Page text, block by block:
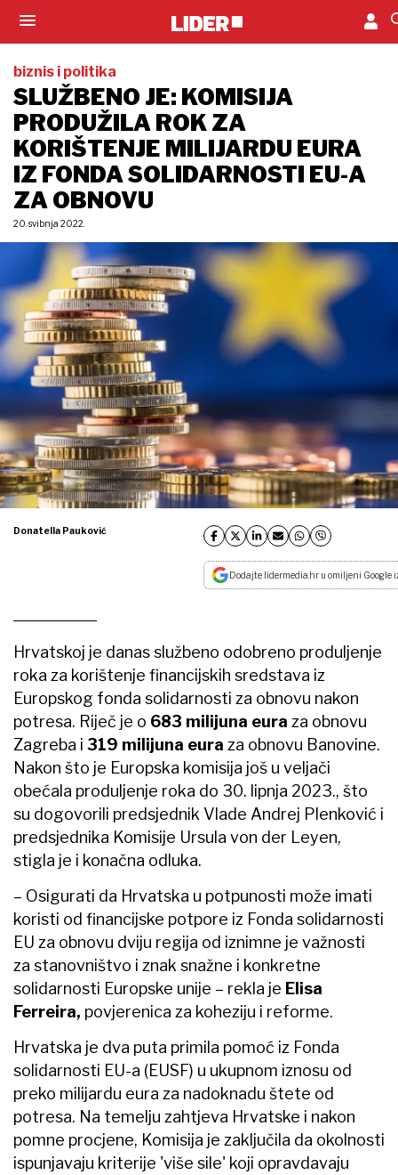
biznis i politika
SLUŽBENO JE: KOMISIJA
PRODUŽILA ROK ZA
KORIŠTENJE MILIJARDU EURA
IZ FONDA SOLIDARNOSTI EU-A
ZA OBNOVU
20. svibnja 2022.
Donatella Pauković
Dodajte lidermedia.hr u omiljeni Google
Hrvatskoj je danas službeno odobreno produljenje
roka za korištenje financijskih sredstava iz
Europskog fonda solidarnosti za obnovu nakon
potresa. Riječ je o 683 milijuna eura za obnovu
Zagreba i 319 milijuna eura za obnovu Banovine.
Nakon što je Europska komisija još u veljači
obećala produljenje roka do 30. lipnja 2023., što
su dogovorili predsjednik Vlade Andrej Plenković i
predsjednika Komisije Ursula von der Leyen,
stigla je i konačna odluka.
– Osigurati da Hrvatska u potpunosti može imati
koristi od financijske potpore iz Fonda solidarnosti
EU za obnovu dviju regija od iznimne je važnosti
za stanovništvo i znak snažne i konkretne
solidarnosti Europske unije – rekla je Elisa
Ferreira, povjerenica za koheziju i reforme.
Hrvatska je dva puta primila pomoć iz Fonda
solidarnosti EU-a (EUSF) u ukupnom iznosu od
preko milijardu eura za nadoknadu štete od
potresa. Na temelju zahtjeva Hrvatske i nakon
pomne procjene, Komisija je zaključila da okolnosti
ispunjavaju kriterije 'više sile' koji opravdavaju